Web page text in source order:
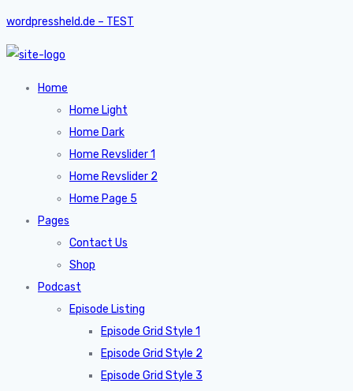
wordpressheld.de – TEST
Home
Home Light
Home Dark
Home Revslider 1
Home Revslider 2
Home Page 5
Pages
Contact Us
Shop
Podcast
Episode Listing
Episode Grid Style 1
Episode Grid Style 2
Episode Grid Style 3